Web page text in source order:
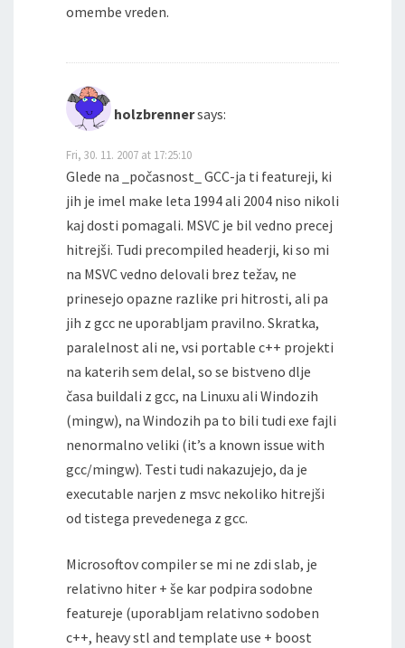
omembe vreden.
holzbrennersays:
Fri, 30. 11. 2007 at 17:25:10
Glede na _počasnost_ GCC-ja ti featureji, ki
jih je imel make leta 1994 ali 2004 niso nikoli
kaj dosti pomagali. MSVC je bil vedno precej
hitrejši. Tudi precompiled headerji, ki so mi
na MSVC vedno delovali brez težav, ne
prinesejo opazne razlike pri hitrosti, ali pa
jih z gcc ne uporabljam pravilno. Skratka,
paralelnost ali ne, vsi portable c++ projekti
na katerih sem delal, so se bistveno dlje
časa buildali z gcc, na Linuxu ali Windozih
(mingw), na Windozih pa to bili tudi exe fajli
nenormalno veliki (it’s a known issue with
gcc/mingw). Testi tudi nakazujejo, da je
executable narjen z msvc nekoliko hitrejši
od tistega prevedenega z gcc.
Microsoftov compiler se mi ne zdi slab, je
relativno hiter + še kar podpira sodobne
featureje (uporabljam relativno sodoben
c++, heavy stl and template use + boost